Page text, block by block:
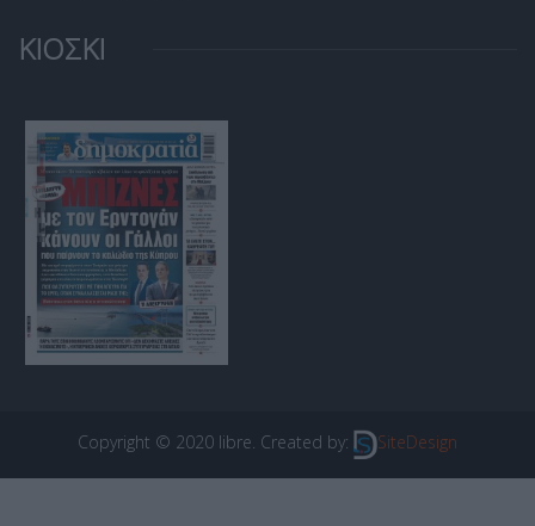
ΚΙΟΣΚΙ
Copyright © 2020 libre. Created by: SiteDesign